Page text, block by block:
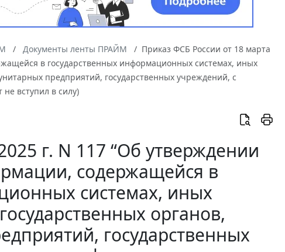
Документы ленты ПРАЙМ
Приказ ФСБ России от 18 марта
в государственных информационных системах, иных
предприятий, государственных учреждений, с
вступил в силу)
г. N 117 “Об утверждении
содержащейся в
системах, иных
органов,
государственных